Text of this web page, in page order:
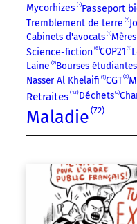
Mycorhizes 3 Passeport
Tremblement de terre 2
Cabinets d'avocats 1
Science-fiction 6 COP21 1
Laine 2 Bourses étudiantes
Nasser Al Khelaifi 1 CGT 6
Retraites 13 Déchets 2
Maladie 72